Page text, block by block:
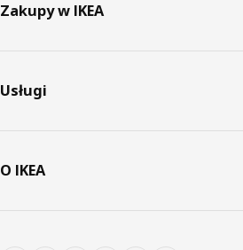
Zakupy w IKEA
Usługi
O IKEA